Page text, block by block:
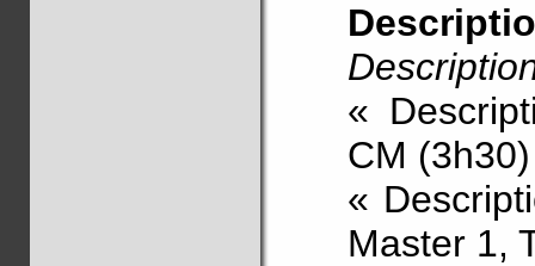
«
CM (3h30)
«
Master 1,